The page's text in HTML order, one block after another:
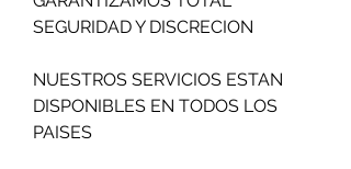
NUESTROS SERVICIOS ESTAN
DISPONIBLES EN TODOS LOS
PAISES